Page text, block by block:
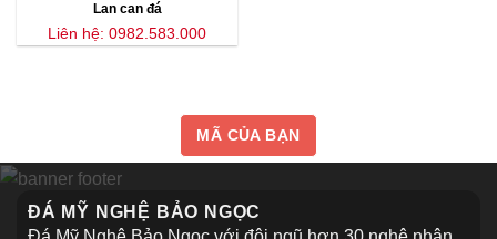
Lan can đá
Liên hệ: 0982.583.000
MÃ CỦA BẠN
ĐÁ MỸ NGHỆ BẢO NGỌC